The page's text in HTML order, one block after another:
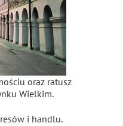
oraz ratusz
Wielkim.
i handlu.